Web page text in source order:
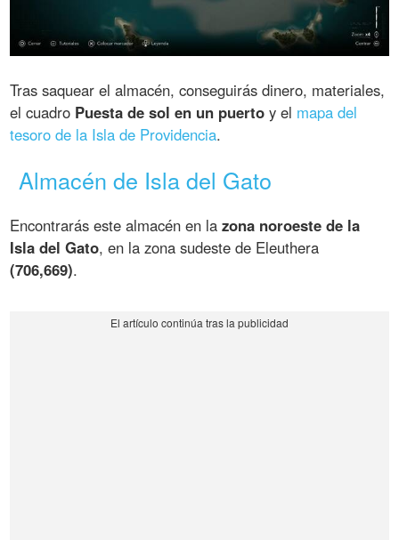
Tras saquear el almacén, conseguirás dinero, materiales,
el cuadro Puesta de sol en un puerto y el mapa del
tesoro de la Isla de Providencia.
Almacén de Isla del Gato
Encontrarás este almacén en lazona noroeste de la
Isla del Gato, en la zona sudeste de Eleuthera
(706,669).